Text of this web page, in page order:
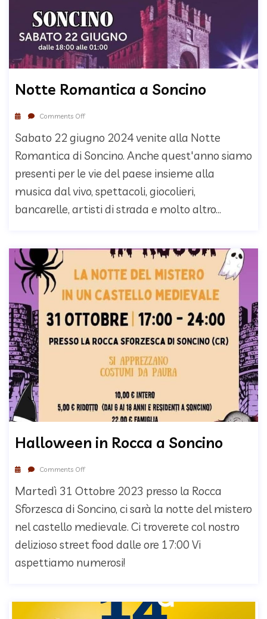
Notte Romantica a Soncino
Comments Off
Sabato 22 giugno 2024 venite alla Notte
Romantica di Soncino. Anche quest'anno siamo
presenti per le vie del paese insieme alla
musica dal vivo, spettacoli, giocolieri,
bancarelle, artisti di strada e molto altro...
Halloween in Rocca a Soncino
Comments Off
Martedì 31 Ottobre 2023 presso la Rocca
Sforzesca di Soncino, ci sarà la notte del mistero
nel castello medievale. Ci troverete col nostro
delizioso street food dalle ore 17:00 Vi
aspettiamo numerosi!